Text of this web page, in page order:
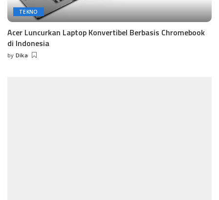
TEKNO
Acer Luncurkan Laptop Konvertibel Berbasis Chromebook
di Indonesia
Posted
by Dika